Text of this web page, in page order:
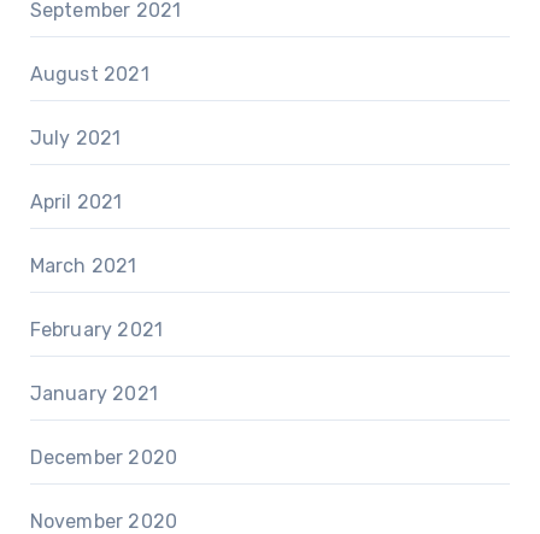
September 2021
August 2021
July 2021
April 2021
March 2021
February 2021
January 2021
December 2020
November 2020